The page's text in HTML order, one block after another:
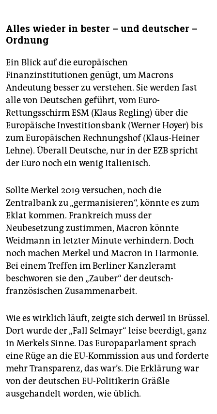
Alles wieder in bester – und deutscher –
Ordnung
Ein Blick auf die europäischen
Finanzinstitutionen genügt, um Macrons
Andeutung besser zu verstehen. Sie werden fast
alle von Deutschen geführt, vom Euro-
Rettungsschirm ESM (Klaus Regling) über die
Europäische Investitionsbank (Werner Hoyer) bis
zum Europäischen Rechnungshof (Klaus-Heiner
Lehne). Überall Deutsche, nur in der EZB spricht
der Euro noch ein wenig Italienisch.
Sollte Merkel 2019 versuchen, noch die
Zentralbank zu „germanisieren“, könnte es zum
Eklat kommen. Frankreich muss der
Neubesetzung zustimmen, Macron könnte
Weidmann in letzter Minute verhindern. Doch
noch machen Merkel und Macron in Harmonie.
Bei einem Treffen im Berliner Kanzleramt
beschworen sie den „Zauber“ der deutsch-
französischen Zusammenarbeit.
Wie es wirklich läuft, zeigte sich derweil in Brüssel.
Dort wurde der „Fall Selmayr“ leise beerdigt, ganz
in Merkels Sinne. Das Europaparlament sprach
eine Rüge an die EU-Kommission aus und forderte
mehr Transparenz, das war’s. Die Erklärung war
von der deutschen EU-Politikerin Gräßle
ausgehandelt worden, wie üblich.